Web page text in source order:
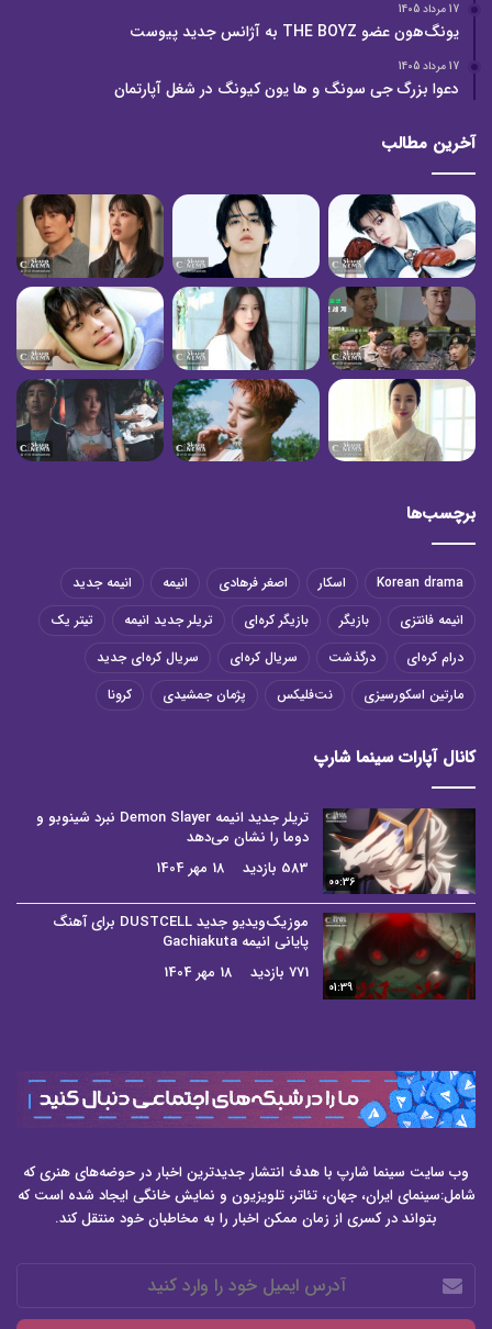
17 مرداد 1405
یونگ‌هون عضو THE BOYZ به آژانس جدید پیوست
17 مرداد 1405
دعوا بزرگ جی سونگ و ها یون کیونگ در شغل آپارتمان
آخرین مطالب
برچسب‌ها
Korean drama اسکار اصغر فرهادی انیمه
انیمه جدید
انیمه فانتزی
بازیگر بازیگر کره‌ای تریلر جدید انیمه
تیتر یک
درام کره‌ای
درگذشت سریال کره‌ای
سریال کره‌ای جدید
مارتین اسکورسیزی
نت‌فلیکس پژمان جمشیدی کرونا
کانال آپارات سینما شارپ
00:36
تریلر جدید انیمه Demon Slayer نبرد شینوبو و
دوما را نشان می‌دهد
583 بازدید
18 مهر 1404
01:39
موزیک‌ویدیو جدید DUSTCELL برای آهنگ
پایانی انیمه Gachiakuta
771 بازدید
18 مهر 1404
وب سایت سینما شارپ با هدف انتشار جدیدترین اخبار در حوضه‌های هنری که
شامل:سینمای ایران، جهان، تئاتر، تلویزیون و نمایش خانگی ایجاد شده است که
بتواند در کسری از زمان ممکن اخبار را به مخاطبان خود منتقل کند.
آدرس
ایمیل
خود